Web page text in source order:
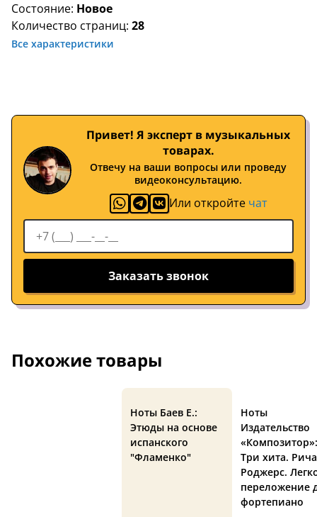
Состояние: Новое
Количество страниц: 28
Все характеристики
Привет! Я эксперт в музыкальных
товарах.
Отвечу на ваши вопросы или проведу
видеоконсультацию.
Или откройте чат
Заказать звонок
Похожие товары
Ноты Баев Е.:
Этюды на основе
испанского
"Фламенко"
Ноты
Издательство
«Композитор»:
Три хита.
Роджерс.
переложение
фортепиано